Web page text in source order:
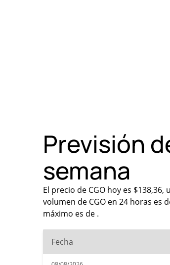
Previsión
semana
El precio de CGO hoy es
volumen de CGO en 24 horas es
máximo es de .
Fecha